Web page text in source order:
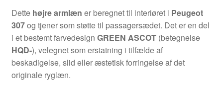
Dette højre armlæn er beregnet til interiøret i Peugeot
307og tjener som støtte til passagersædet. Det er en del
i et bestemt farvedesign GREEN ASCOT(betegnelse
HQD-), velegnet som erstatning i tilfælde af
beskadigelse, slid eller æstetisk forringelse af det
originale ryglæn.